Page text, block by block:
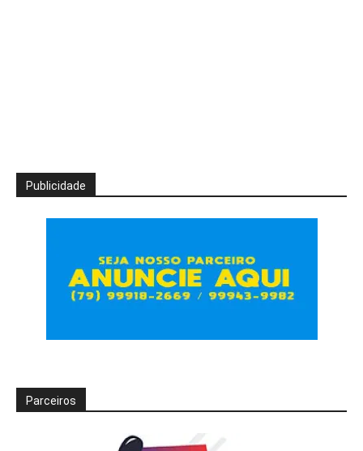
Publicidade
Parceiros